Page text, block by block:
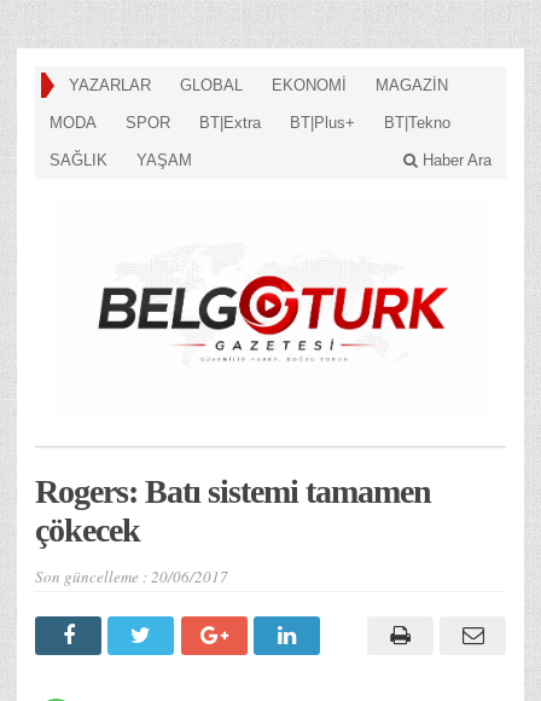
YAZARLAR GLOBAL EKONOMİ MAGAZİN
MODA SPOR BT|Extra BT|Plus+ BT|Tekno
SAĞLIK YAŞAM Haber Ara
Rogers: Batı sistemi tamamen
çökecek
Son güncelleme :20/06/2017